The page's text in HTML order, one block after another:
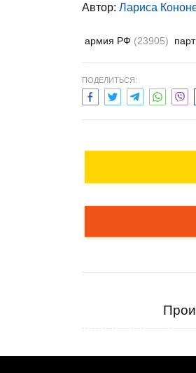
Автор: Лариса
армия РФ (23905)
ПОДЕЛИТЬСЯ: